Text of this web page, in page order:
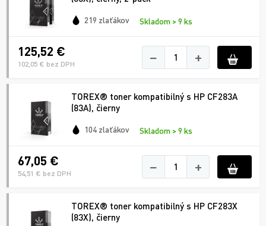
219 zlaťákov Skladom > 9 ks
125,52 €
102,05 € bez DPH − +
TOREX® toner kompatibilný s HP CF283A
(83A), čierny
104 zlaťákov Skladom > 9 ks
67,05 €
54,51 € bez DPH − +
TOREX® toner kompatibilný s HP CF283X
(83X), čierny